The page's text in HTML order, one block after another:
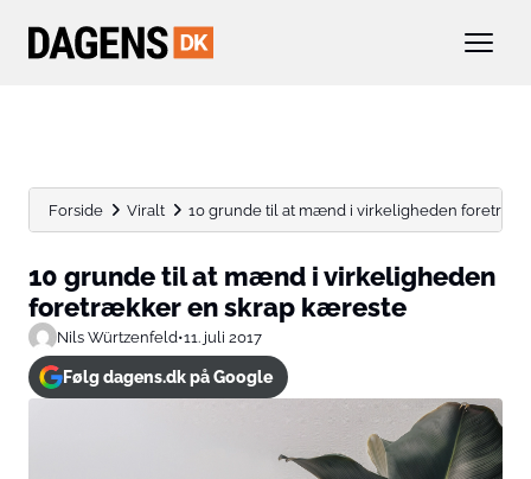
Forside Viralt 10 grunde til at mænd i virkeligheden
10 grunde til at mænd i virkeligheden
foretrækker en skrap kæreste
Nils Würtzenfeld•11. juli 2017
Følg dagens.dk på Google